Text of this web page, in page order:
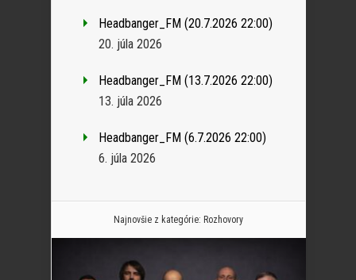
Headbanger_FM (20.7.2026 22:00)
20. júla 2026
Headbanger_FM (13.7.2026 22:00)
13. júla 2026
Headbanger_FM (6.7.2026 22:00)
6. júla 2026
Najnovšie z kategórie: Rozhovory